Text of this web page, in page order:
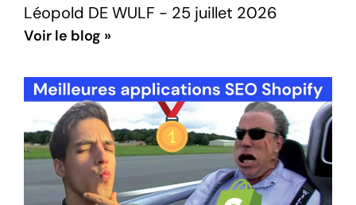
Léopold DE WULF 25 juillet 2026
Voir le blog »